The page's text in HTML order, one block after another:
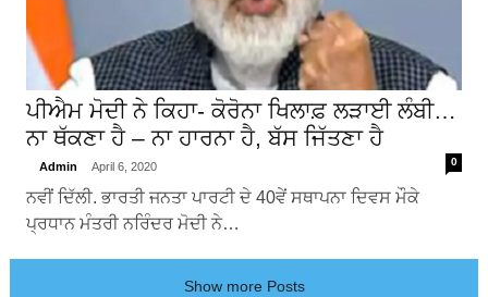
ਪੀਐਮ ਮੋਦੀ ਨੇ ਕਿਹਾ- ਕੋਰੋਨਾ ਖਿਲਾਫ਼ ਲੜਾਈ ਲੰਬੀ…
ਨਾ ਥੱਕਣਾ ਹੈ – ਨਾ ਹਾਰਨਾ ਹੈ, ਬੱਸ ਜਿੱਤਣਾ ਹੈ
Admin April 6, 2020 0
ਨਵੀਂ ਦਿੱਲੀ. ਭਾਰਤੀ ਜਨਤਾ ਪਾਰਟੀ ਦੇ 40ਵੇਂ ਸਥਾਪਨਾ ਦਿਵਸ ਮੌਕੇ
ਪ੍ਰਧਾਨ ਮੰਤਰੀ ਨਰਿੰਦਰ ਮੋਦੀ ਨੇ…
Show more Posts